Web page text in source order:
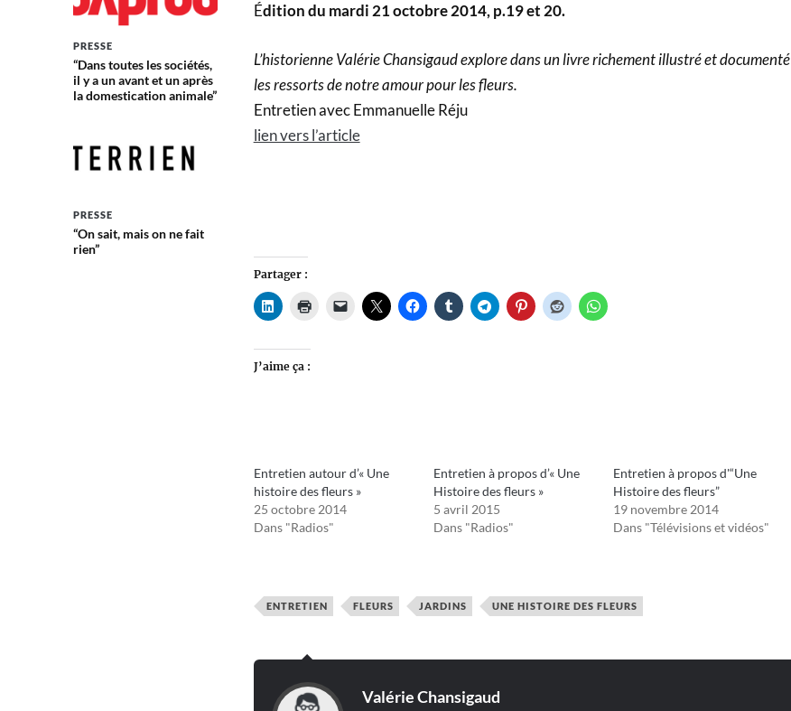
PRESSE
“Dans toutes les sociétés,
il y a un avant et un après
la domestication animale”
PRESSE
“On sait, mais on ne fait
rien”
Édition du mardi 21 octobre 2014, p.19 et 20.
L’historienne Valérie Chansigaud explore dans un livre richement illustré et documenté
les ressorts de notre amour pour les fleurs.
Entretien avec Emmanuelle Réju
lien vers l’article
Partager :
J’aime ça :
Entretien autour d’« Une
histoire des fleurs »
25 octobre 2014
Dans "Radios"
Entretien à propos d’« Une
Histoire des fleurs »
5 avril 2015
Dans "Radios"
Entretien à propos d'“Une
Histoire des fleurs”
19 novembre 2014
Dans "Télévisions et vidéos"
ENTRETIEN FLEURS JARDINS UNE HISTOIRE DES FLEURS
Valérie Chansigaud